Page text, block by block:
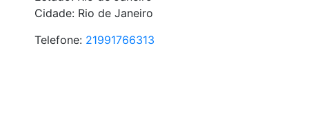
Cidade: Rio de Janeiro
Telefone: 21991766313